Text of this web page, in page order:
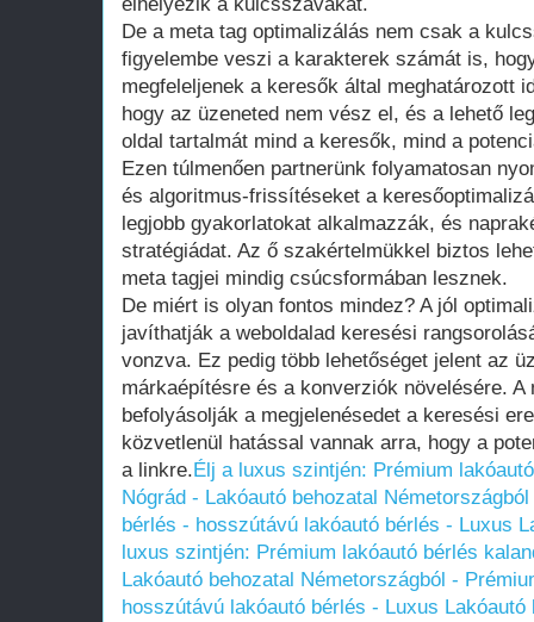
De a meta tag optimalizálás nem csak a
figyelembe veszi a karakterek számát is,
megfeleljenek a keresők által meghatározott
hogy az üzeneted nem vész el, és a lehető
oldal tartalmát mind a keresők, mind a
Ezen túlmenően partnerünk folyamatosan
és algoritmus-frissítéseket a
legjobb gyakorlatokat alkalmazzák, és
stratégiádat. Az ő szakértelmükkel biztos
meta tagjei mindig csúcsformában lesznek.
De miért is olyan fontos mindez? A jól
javíthatják a weboldalad keresési
vonzva. Ez pedig több lehetőséget jelent az
márkaépítésre és a konverziók növelésére. A
befolyásolják a megjelenésedet a keresési
közvetlenül hatással vannak arra, hogy a
a linkre.Élj a luxus szintjén: Prémium
Nógrád - Lakóautó behozatal
bérlés - hosszútávú lakóautó bérlés - Luxus
luxus szintjén: Prémium lakóautó bérlés
Lakóautó behozatal Németországból -
hosszútávú lakóautó bérlés - Luxus